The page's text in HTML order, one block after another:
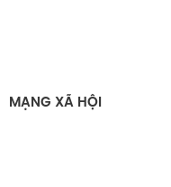
MẠNG XÃ HỘI